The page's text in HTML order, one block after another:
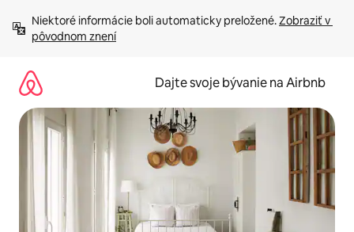
obsah.
Niektoré informácie boli automaticky preložené. Zobraziť v
pôvodnom znení
Dajte svoje bývanie na Airbnb